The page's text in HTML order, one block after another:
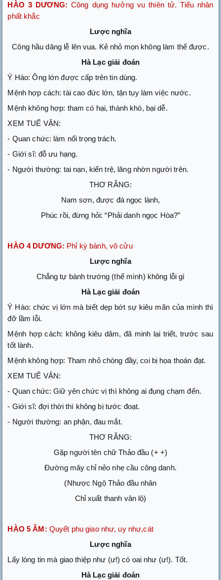
HÀO 3 DƯƠNG: Công dụng hưởng vu thiên tử. Tiểu nhân
phất khắc
Lược nghĩa
Công hầu dâng lễ lên vua. Kẻ nhỏ mọn không làm thế được.
Hà Lạc giải đoán
Ý Hào: Ông lớn được cấp trên tin dùng.
Mệnh hợp cách: tài cao đức lớn, tận tụy làm việc nước.
Mệnh không hợp: tham có hại, thành khó, bại dễ.
XEM TUẾ VẬN:
- Quan chức: làm nổi trọng trách.
- Giới sĩ: đỗ ưu hạng.
- Người thường: tai nạn, kiển trệ, lăng nhờn người trên.
THƠ RẰNG:
Nam sơn, được đá ngọc lành,
Phúc rồi, đừng hỏi: “Phải danh ngọc Hòa?”
HÀO 4 DƯƠNG: Phỉ kỳ bành, vô cửu
Lược nghĩa
Chẳng tự bành trướng (thế mình) không lỗi gì
Hà Lạc giải đoán
Ý Hào: chức vị lớn mà biết dẹp bớt sự kiêu mãn của mình thì
đỡ lầm lỗi.
Mệnh hợp cách: không kiêu dâm, đã minh lại triết, trước sau
tốt lành.
Mệnh không hợp: Tham nhỏ chóng đầy, coi bị họa thoán đạt.
XEM TUẾ VẬN:
- Quan chức: Giữ yên chức vị thì không ai đụng chạm đến.
- Giới sĩ: đợi thời thì không bị tước đoạt.
- Người thường: an phận, đau mắt.
THƠ RẰNG:
Gặp người tên chữ Thảo đầu (+ +)
Đường mây chỉ nẻo nhẹ cầu công danh.
(Nhược Ngộ Thảo đầu nhân
Chỉ xuất thanh vân lộ)
HÀO 5 ÂM: Quyết phu giao như, uy như,cát
Lược nghĩa
Lấy lòng tin mà giao thiệp như (ư!) có oai như (ư!). Tốt.
Hà Lạc giải đoán